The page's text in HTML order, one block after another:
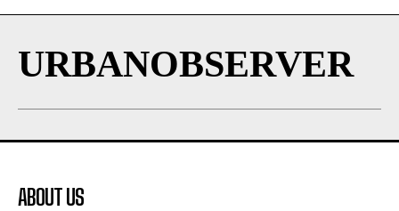
URBANOBSERVER
ABOUT US